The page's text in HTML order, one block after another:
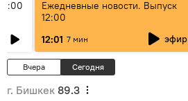
Ежедневные новости. Выпуск
12:00
12:01 7 мин эфир
Вчера Сегодня
г. Бишкек 89.3